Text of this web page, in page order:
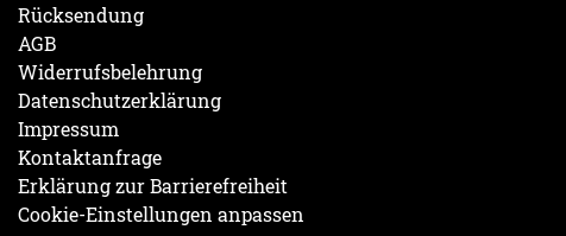
Rücksendung
AGB
Widerrufsbelehrung
Datenschutzerklärung
Impressum
Kontaktanfrage
Erklärung zur Barrierefreiheit
Cookie-Einstellungen anpassen